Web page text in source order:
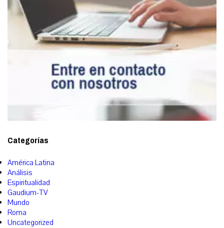
Categorías
América Latina
Análisis
Espiritualidad
Gaudium-TV
Mundo
Roma
Uncategorized